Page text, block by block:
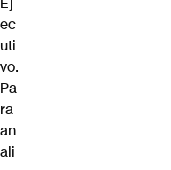
ec
uti
vo.
Pa
ra
an
ali